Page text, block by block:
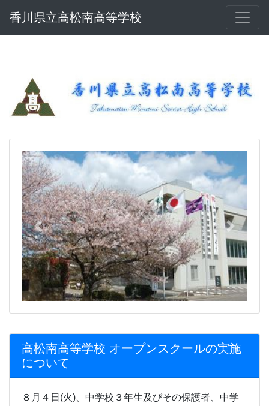
香川県立高松南高等学校
Previous Next
高松南高等学校 オープンスクールの実施
について
８月４日(火)、中学校３年生及びその保護者、中学